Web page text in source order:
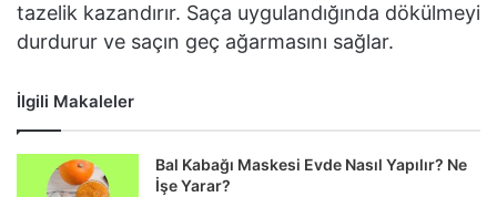
tazelik kazandırır. Saça uygulandığında dökülmeyi
durdurur ve saçın geç ağarmasını sağlar.
İlgili Makaleler
Bal Kabağı Maskesi Evde Nasıl Yapılır? Ne
İşe Yarar?